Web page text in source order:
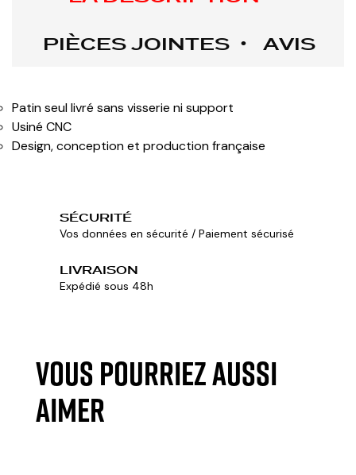
PIÈCES JOINTES
AVIS
Patin seul livré sans visserie ni support
Usiné CNC
Design, conception et production française
SÉCURITÉ
Vos données en sécurité / Paiement sécurisé
LIVRAISON
Expédié sous 48h
VOUS POURRIEZ AUSSI
AIMER